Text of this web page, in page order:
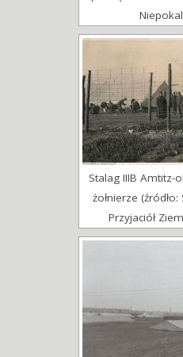
Stalag IIIB
żołnierze
Przyjaciół